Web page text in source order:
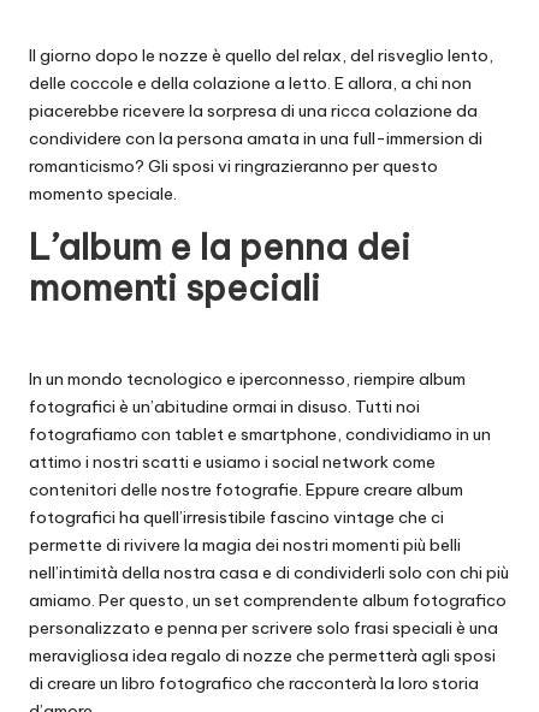
Il giorno dopo le nozze è quello del relax, del risveglio lento,
delle coccole e della colazione a letto. E allora, a chi non
piacerebbe ricevere la sorpresa di una ricca colazione da
condividere con la persona amata in una full-immersion di
romanticismo? Gli sposi vi ringrazieranno per questo
momento speciale.
L’album e la penna dei
momenti speciali
In un mondo tecnologico e iperconnesso, riempire album
fotografici è un’abitudine ormai in disuso. Tutti noi
fotografiamo con tablet e smartphone, condividiamo in un
attimo i nostri scatti e usiamo i social network come
contenitori delle nostre fotografie. Eppure creare album
fotografici ha quell’irresistibile fascino vintage che ci
permette di rivivere la magia dei nostri momenti più belli
nell’intimità della nostra casa e di condividerli solo con chi più
amiamo. Per questo, un set comprendente album fotografico
personalizzato e penna per scrivere solo frasi speciali è una
meravigliosa idea regalo di nozze che permetterà agli sposi
di creare un libro fotografico che racconterà la loro storia